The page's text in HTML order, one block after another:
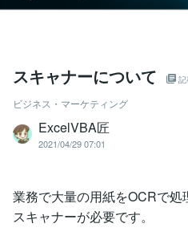
スキャナーについて
ビジネス・マーケティング
ExcelVBA匠
2021/04/29 07:01
業務で大量の用紙をOCRで
スキャナーが必要です。